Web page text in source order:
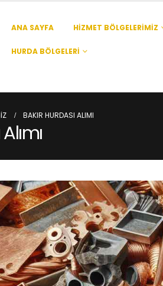
ANA SAYFA HIZMET BÖLGELERIMIZ
HURDA BÖLGELERI
BAKIR HURDASI ALIMI